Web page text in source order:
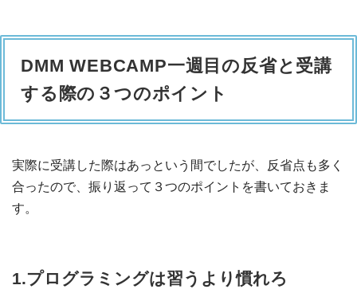
DMM WEBCAMP一週目の反省と受講
する際の３つのポイント
実際に受講した際はあっという間でしたが、反省点も多く
合ったので、振り返って３つのポイントを書いておきま
す。
1.プログラミングは習うより慣れろ